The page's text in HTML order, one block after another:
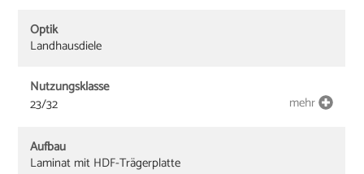
Optik
Landhausdiele
Nutzungsklasse
23/32
mehr
Aufbau
Laminat mit HDF-Trägerplatte